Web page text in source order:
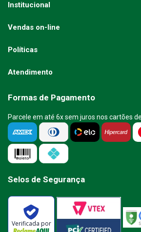
Institucional
Vendas on-line
Políticas
Atendimento
Formas de Pagamento
Parcele em até 6x sem juros nos cartões
Selos de Segurança
Verificada por